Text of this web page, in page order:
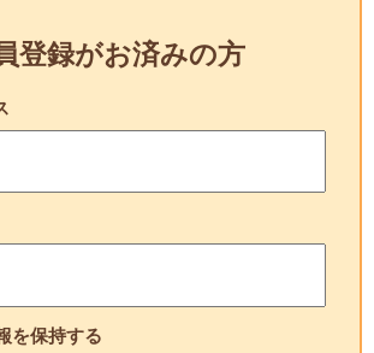
登録がお済みの方
を保持する